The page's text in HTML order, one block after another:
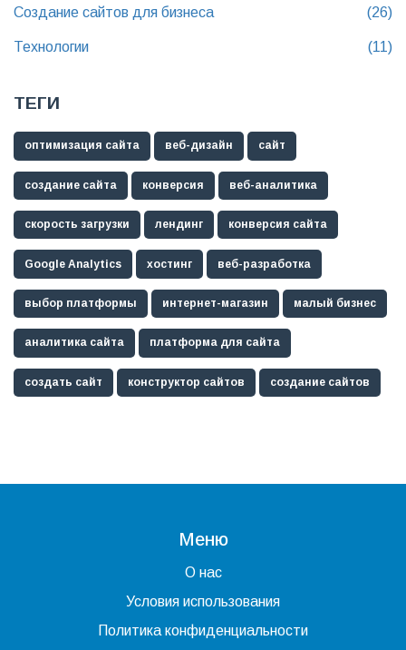
Создание сайтов для бизнеса (26)
Технологии (11)
ТЕГИ
оптимизация сайта веб-дизайн сайт
создание сайта конверсия веб-аналитика
скорость загрузки лендинг конверсия сайта
Google Analytics хостинг веб-разработка
выбор платформы интернет-магазин малый бизнес
аналитика сайта платформа для сайта
создать сайт конструктор сайтов создание сайтов
Меню
О нас
Условия использования
Политика конфиденциальности